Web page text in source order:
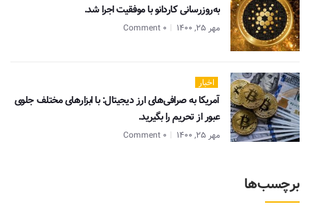
به‌روزرسانی کاردانو با موفقیت اجرا شد.
مهر 25, 1400 0 Comment
اخبار
آمریکا به صرافی‌های ارز دیجیتال: با ابزارهای مختلف جلوی
عبور از تحریم را بگیرید.
مهر 25, 1400 0 Comment
برچسب‌ها